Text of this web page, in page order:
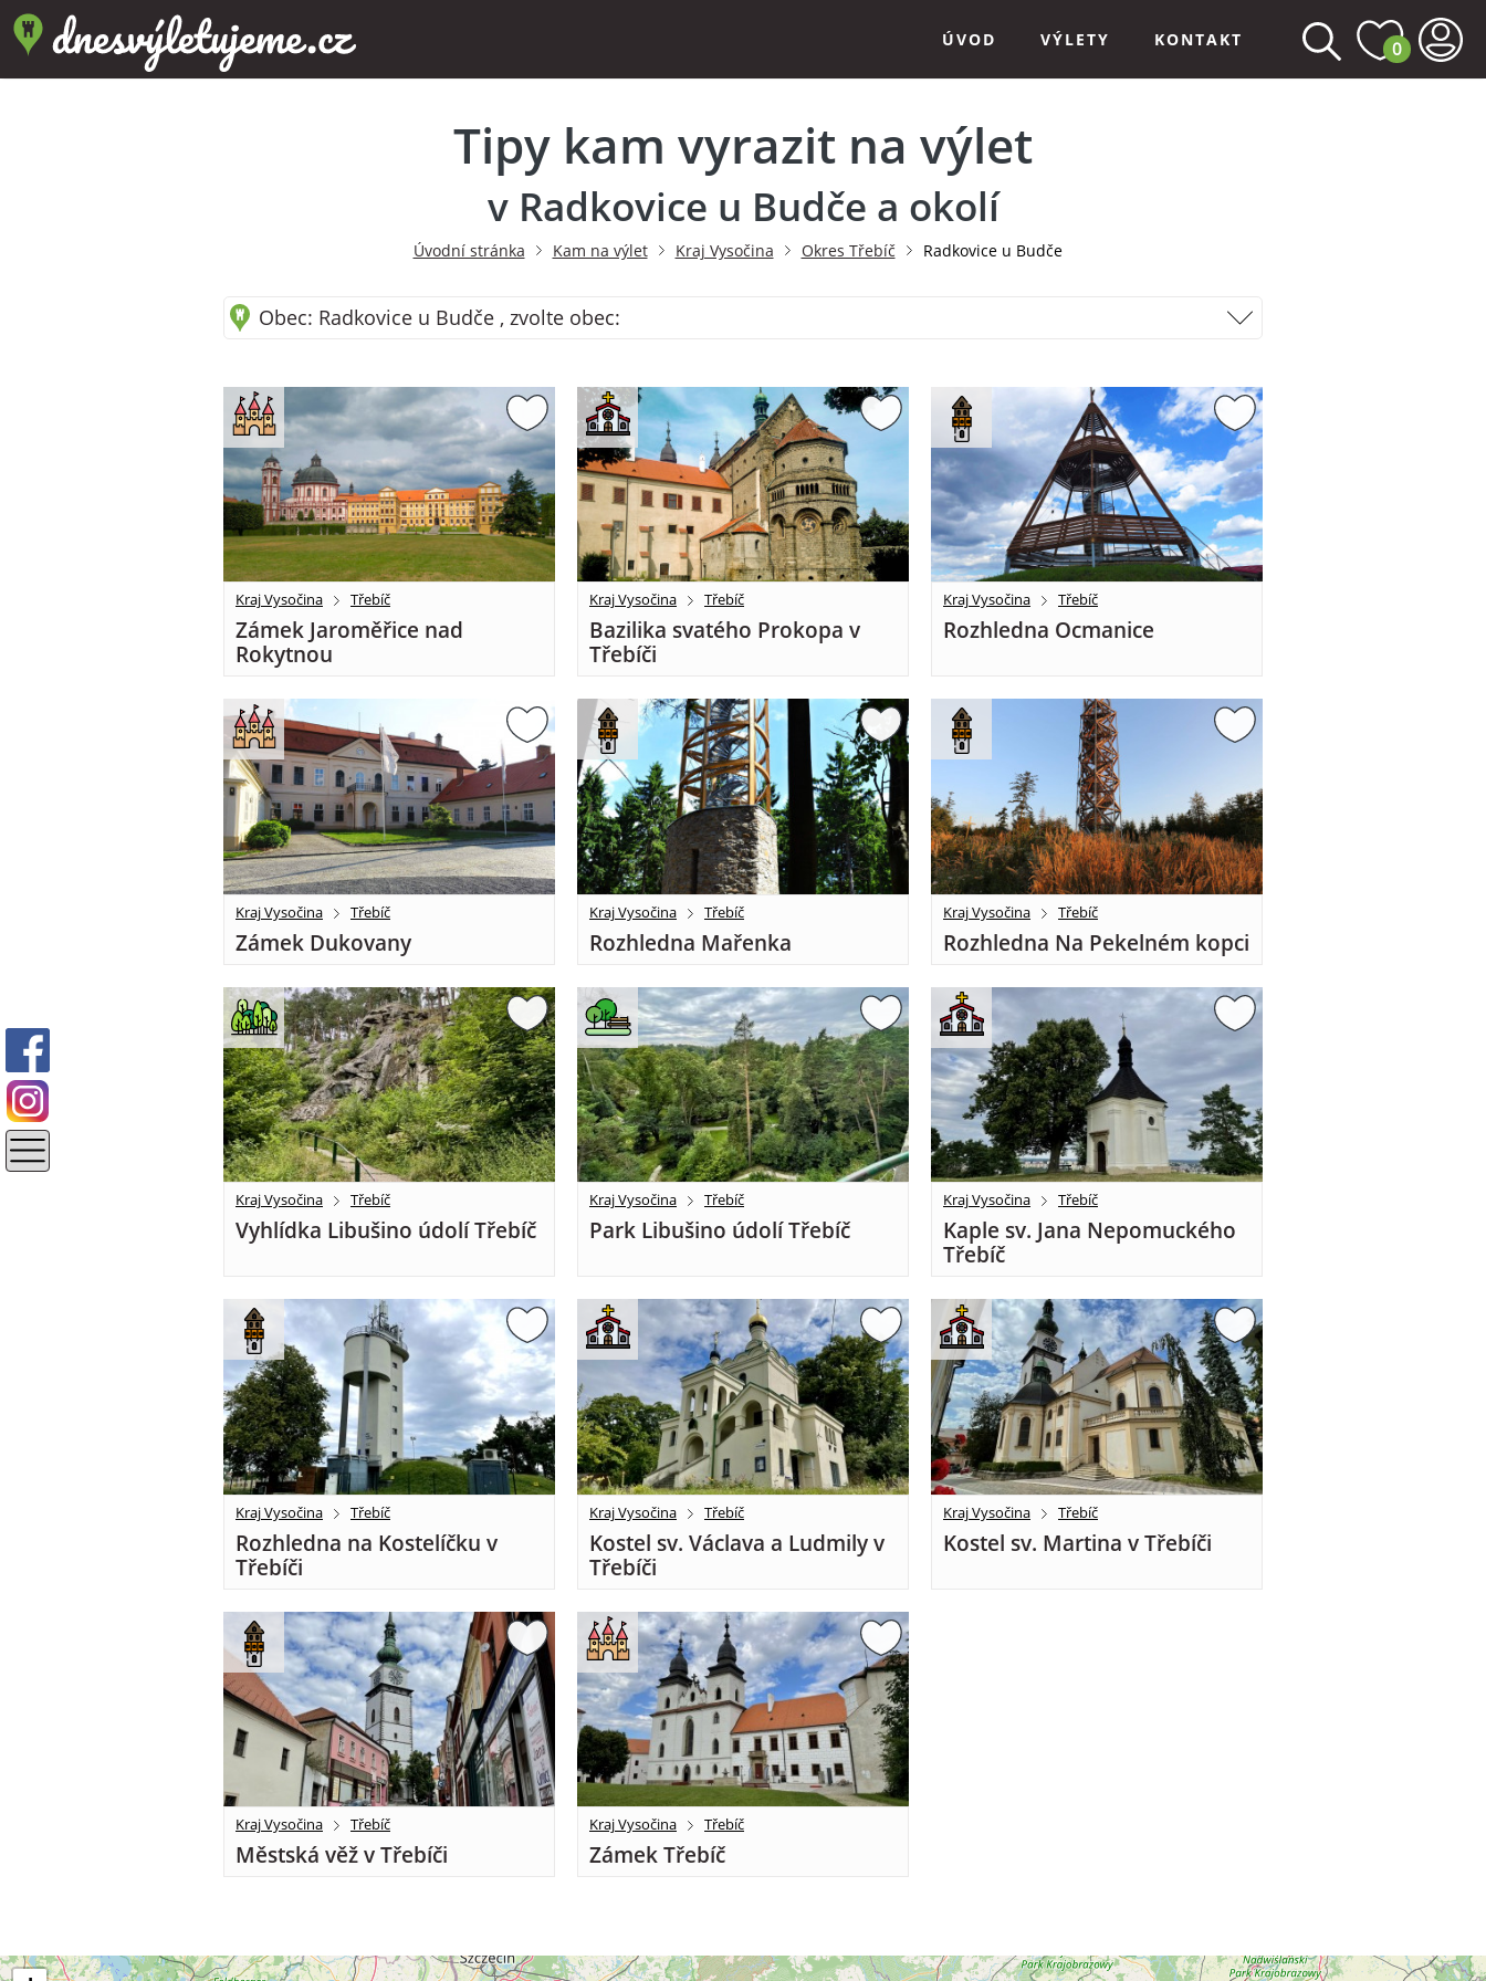
ÚVOD VÝLETY KONTAKT 0
Tipy kam vyrazit na výlet
v Radkovice u Budče a okolí
Úvodní stránka Kam na výlet Kraj Vysočina Okres Třebíč Radkovice u Budče
Obec: Radkovice u Budče , zvolte obec:
Kraj Vysočina Třebíč
Zámek Jaroměřice nad
Rokytnou
Kraj Vysočina Třebíč
Bazilika svatého Prokopa v
Třebíči
Kraj Vysočina Třebíč
Rozhledna Ocmanice
Kraj Vysočina Třebíč
Zámek Dukovany
Kraj Vysočina Třebíč
Rozhledna Mařenka
Kraj Vysočina Třebíč
Rozhledna Na Pekelném kopci
Kraj Vysočina Třebíč
Vyhlídka Libušino údolí Třebíč
Kraj Vysočina Třebíč
Park Libušino údolí Třebíč
Kraj Vysočina Třebíč
Kaple sv. Jana Nepomuckého
Třebíč
Kraj Vysočina Třebíč
Rozhledna na Kostelíčku v
Třebíči
Kraj Vysočina Třebíč
Kostel sv. Václava a Ludmily v
Třebíči
Kraj Vysočina Třebíč
Kostel sv. Martina v Třebíči
Kraj Vysočina Třebíč
Městská věž v Třebíči
Kraj Vysočina Třebíč
Zámek Třebíč